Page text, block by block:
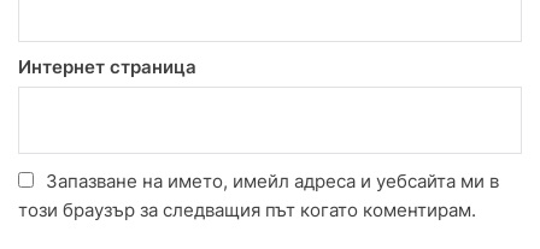
Интернет страница
Запазване на името, имейл адреса и уебсайта ми в
този браузър за следващия път когато коментирам.